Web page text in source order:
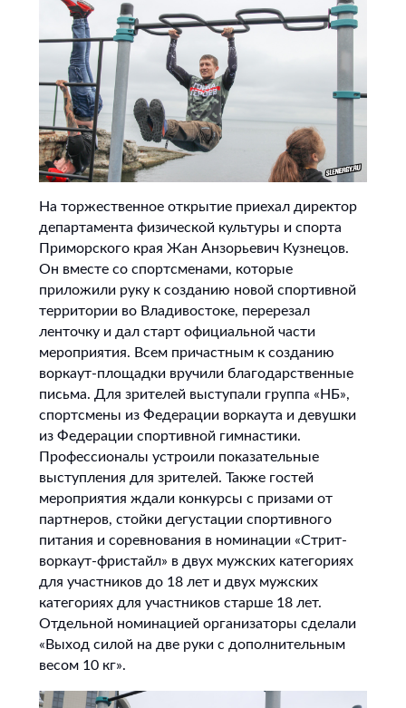
На торжественное открытие приехал директор
департамента физической культуры и спорта
Приморского края Жан Анзорьевич Кузнецов.
Он вместе со спортсменами, которые
приложили руку к созданию новой спортивной
территории во Владивостоке, перерезал
ленточку и дал старт официальной части
мероприятия. Всем причастным к созданию
воркаут-площадки вручили благодарственные
письма. Для зрителей выступали группа «НБ»,
спортсмены из Федерации воркаута и девушки
из Федерации спортивной гимнастики.
Профессионалы устроили показательные
выступления для зрителей. Также гостей
мероприятия ждали конкурсы с призами от
партнеров, стойки дегустации спортивного
питания и соревнования в номинации «Стрит-
воркаут-фристайл» в двух мужских категориях
для участников до 18 лет и двух мужских
категориях для участников старше 18 лет.
Отдельной номинацией организаторы сделали
«Выход силой на две руки с дополнительным
весом 10 кг».